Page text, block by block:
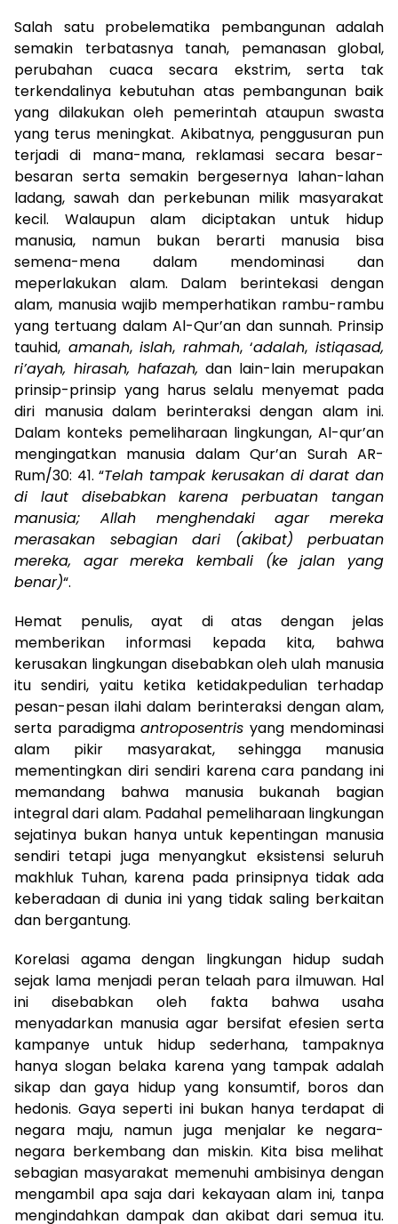
Salah satu probelematika pembangunan adalah
semakin terbatasnya tanah, pemanasan global,
perubahan cuaca secara ekstrim, serta tak
terkendalinya kebutuhan atas pembangunan baik
yang dilakukan oleh pemerintah ataupun swasta
yang terus meningkat. Akibatnya, penggusuran pun
terjadi di mana-mana, reklamasi secara besar-
besaran serta semakin bergesernya lahan-lahan
ladang, sawah dan perkebunan milik masyarakat
kecil. Walaupun alam diciptakan untuk hidup
manusia, namun bukan berarti manusia bisa
semena-mena dalam mendominasi dan
meperlakukan alam. Dalam berintekasi dengan
alam, manusia wajib memperhatikan rambu-rambu
yang tertuang dalam Al-Qur’an dan sunnah. Prinsip
tauhid, amanah,islah, rahmah, ‘adalah,istiqasad,
ri’ayah, hirasah, hafazah, dan lain-lain merupakan
prinsip-prinsip yang harus selalu menyemat pada
diri manusia dalam berinteraksi dengan alam ini.
Dalam konteks pemeliharaan lingkungan, Al-qur’an
mengingatkan manusia dalam Qur’an Surah AR-
Rum/30: 41. “Telah tampak kerusakan di darat dan
di laut disebabkan karena perbuatan tangan
manusia; Allah menghendaki agar mereka
merasakan sebagian dari (akibat) perbuatan
mereka, agar mereka kembali (ke jalan yang
benar)“.
Hemat penulis, ayat di atas dengan jelas
memberikan informasi kepada kita, bahwa
kerusakan lingkungan disebabkan oleh ulah manusia
itu sendiri, yaitu ketika ketidakpedulian terhadap
pesan-pesan ilahi dalam berinteraksi dengan alam,
serta paradigma antroposentris yang mendominasi
alam pikir masyarakat, sehingga manusia
mementingkan diri sendiri karena cara pandang ini
memandang bahwa manusia bukanah bagian
integral dari alam. Padahal pemeliharaan lingkungan
sejatinya bukan hanya untuk kepentingan manusia
sendiri tetapi juga menyangkut eksistensi seluruh
makhluk Tuhan, karena pada prinsipnya tidak ada
keberadaan di dunia ini yang tidak saling berkaitan
dan bergantung.
Korelasi agama dengan lingkungan hidup sudah
sejak lama menjadi peran telaah para ilmuwan. Hal
ini disebabkan oleh fakta bahwa usaha
menyadarkan manusia agar bersifat efesien serta
kampanye untuk hidup sederhana, tampaknya
hanya slogan belaka karena yang tampak adalah
sikap dan gaya hidup yang konsumtif, boros dan
hedonis. Gaya seperti ini bukan hanya terdapat di
negara maju, namun juga menjalar ke negara-
negara berkembang dan miskin. Kita bisa melihat
sebagian masyarakat memenuhi ambisinya dengan
mengambil apa saja dari kekayaan alam ini, tanpa
mengindahkan dampak dan akibat dari semua itu.